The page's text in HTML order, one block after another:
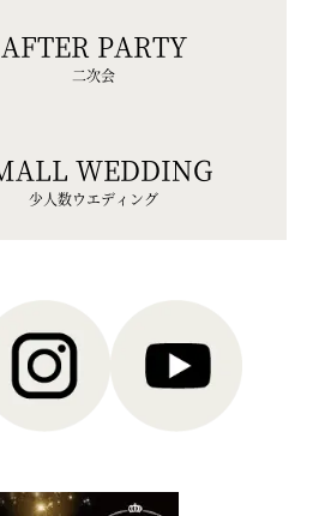
AFTER PARTY
二次会
WEDDING
少人数ウエディング